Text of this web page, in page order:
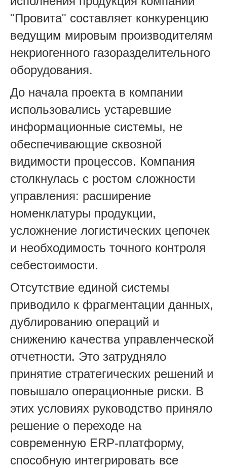
"Провита" составляет конкуренцию
ведущим мировым производителям
некриогенного газоразделительного
оборудования.
До начала проекта в компании
использовались устаревшие
информационные системы, не
обеспечивающие сквозной
видимости процессов. Компания
столкнулась с ростом сложности
управления: расширение
номенклатуры продукции,
усложнение логистических цепочек
и необходимость точного контроля
себестоимости.
Отсутствие единой системы
приводило к фрагментации данных,
дублированию операций и
снижению качества управленческой
отчетности. Это затрудняло
принятие стратегических решений и
повышало операционные риски. В
этих условиях руководство приняло
решение о переходе на
современную ERP-платформу,
способную интегрировать все